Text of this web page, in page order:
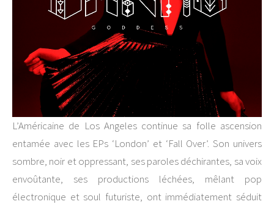
L’Américaine de Los Angeles continue sa folle ascension
entamée avec les EPs ‘London’ et ‘Fall Over’. Son univers
sombre, noir et oppressant, ses paroles déchirantes, sa voix
envoûtante, ses productions léchées, mêlant pop
électronique et soul futuriste, ont immédiatement séduit